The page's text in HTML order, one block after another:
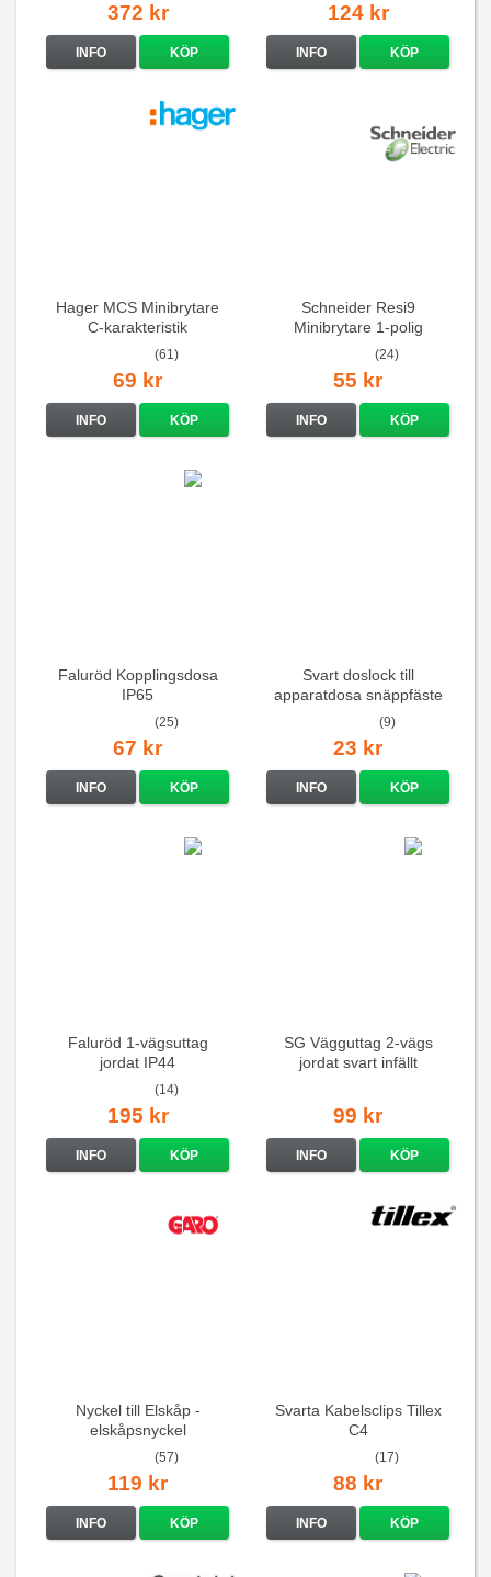
372 kr
INFO KÖP
124 kr
INFO KÖP
Hager MCS Minibrytare
C-karakteristik
QuickConnect
(61)
69 kr
INFO KÖP
Schneider Resi9
Minibrytare 1-polig
(24)
55 kr
INFO KÖP
Faluröd Kopplingsdosa
IP65
(25)
67 kr
INFO KÖP
Svart doslock till
apparatdosa snäppfäste
(9)
23 kr
INFO KÖP
Faluröd 1-vägsuttag
jordat IP44
(14)
195 kr
INFO KÖP
SG Vägguttag 2-vägs
jordat svart infällt
99 kr
INFO KÖP
Nyckel till Elskåp -
elskåpsnyckel
(57)
119 kr
INFO KÖP
Svarta Kabelsclips Tillex
C4
(17)
88 kr
INFO KÖP